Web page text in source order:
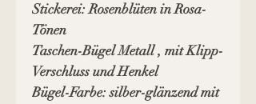
Stickerei: Rosenblüten in Rosa-
Tönen
Taschen-Bügel Metall , mit Klipp-
Verschluss und Henkel
Bügel-Farbe: silber-glänzend mit